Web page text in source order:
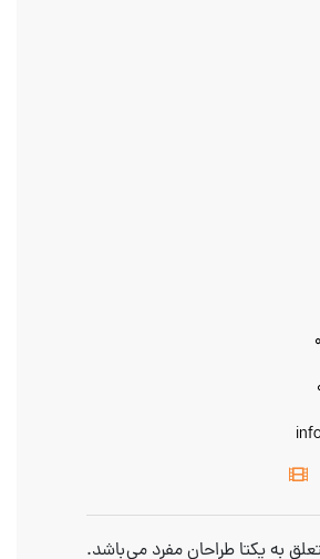
به یکتا طراحان مفرد می باشد.